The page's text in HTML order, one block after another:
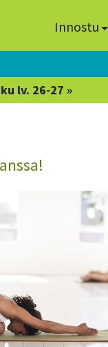
Innostu
lv. 26-27 »